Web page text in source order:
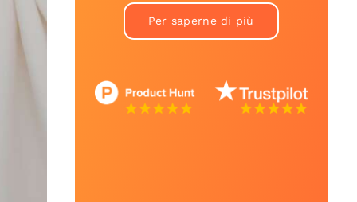
Per saperne di più